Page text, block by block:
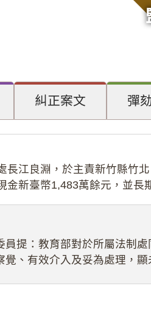
糾正案文 彈
長江良淵，於主責新竹縣竹
金新臺幣1,483萬餘元，並長
員提：教育部對於所屬法制
、有效介入及妥為處理，顯